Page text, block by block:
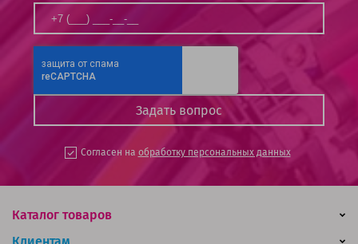
Согласен на обработку персональных данных
Каталог товаров